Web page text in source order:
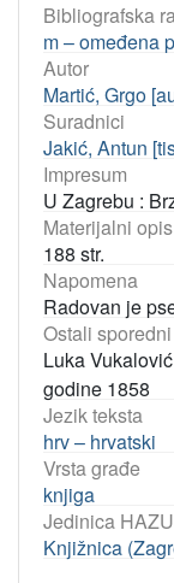
Bibliografska
m – omeđena
Autor
Martić, Grgo
Suradnici
Jakić, Antun
Impresum
U Zagrebu :
Materijalni opis
188 str.
Napomena
Radovan je
Ostali
Luka
godine 1858
Jezik teksta
hrv – hrvatski
Vrsta građe
knjiga
Jedinica HAZU
Knjižnica